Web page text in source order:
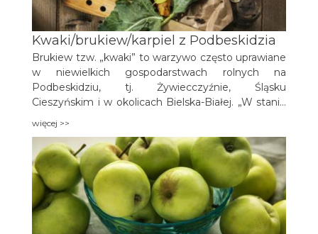
Kwaki/brukiew/karpiel z Podbeskidzia
Brukiew tzw. „kwaki” to warzywo często uprawiane
w niewielkich gospodarstwach rolnych na
Podbeskidziu, tj. Żywiecczyźnie, Śląsku
Cieszyńskim i w okolicach Bielska-Białej. „W stanie
owoce. Przez dłuższy okres dziejów, ważnym
składnikiem pożywienia ludu były brukiew i rzepa,
które z biegiem czasu wyparte przez ziemniaki
przeszły na karmę dla bydła” (Maria Maciejczek-
Madej, Anastazja Sidzina, Emilia Kłapcia w
opracowaniu „Potrawy regionalne Wisły i Śląska
Cieszyńskiego”, ZSGH w Wiśle).
więcej >>